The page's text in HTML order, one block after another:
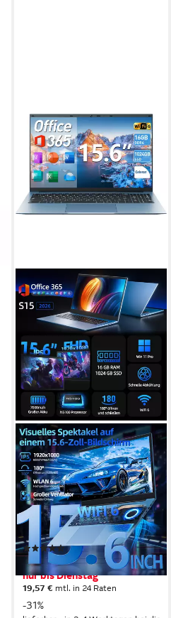
MENGHU
16GB RAM 1TB SSD 15,6 Zoll
Laptop Win11 PRO Microsoft
365 erweitterbar Notebook
15.6 Zoll Bildschirmdiagonale
16 GB Arbeitsspeicher
1024 GB Speicherkapazität
(13)
393,99 € UVP569,99 €
nur bis Dienstag
19,57 € mtl. in 24 Raten
-31%